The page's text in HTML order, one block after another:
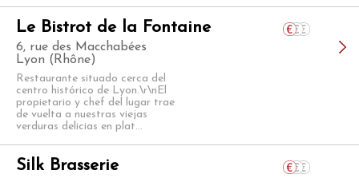
Le Bistrot de la Fontaine
6, rue des Macchabées
Lyon (Rhône)
Restaurante situado cerca del
centro histórico de Lyon.\r\nEl
propietario y chef del lugar trae
de vuelta a nuestras viejas
verduras delicias en plat...
Silk Brasserie